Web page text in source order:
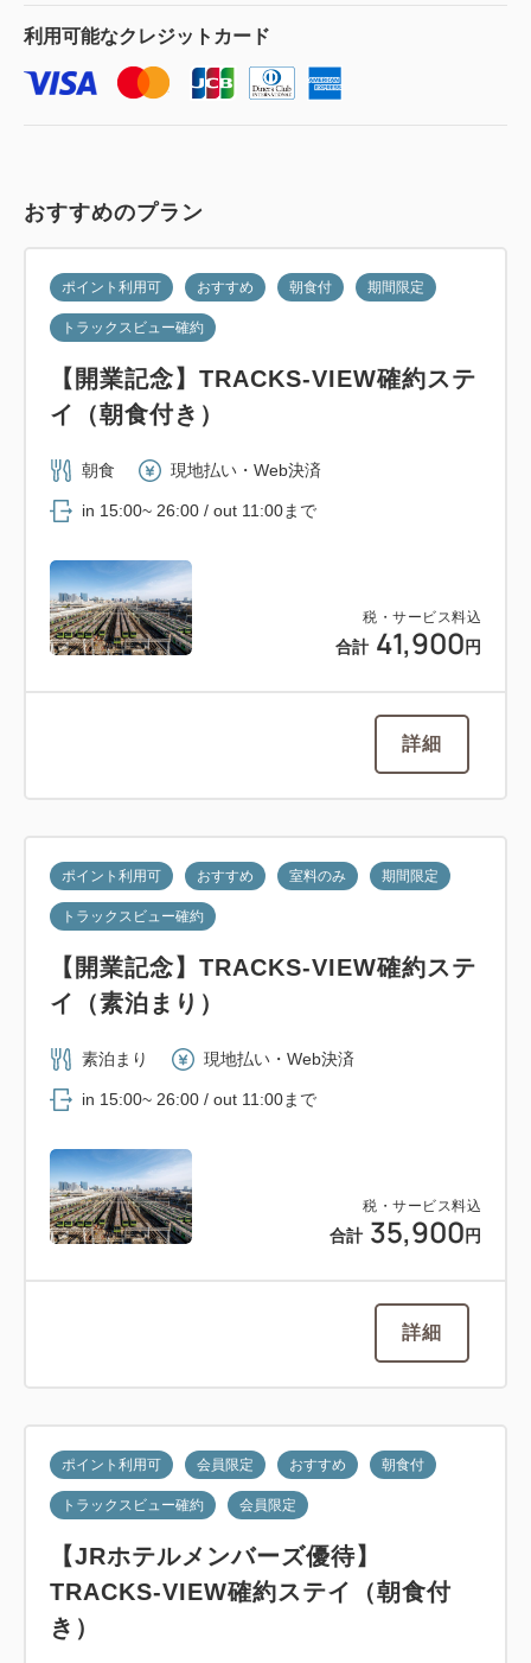
利用可能なクレジットカード
おすすめのプラン
税・サービス料込
合計 41,900 円
ポイント利用可 おすすめ 朝食付 期間限定
トラックスビュー確約
【開業記念】TRACKS-VIEW確約ステ
イ（朝食付き）
朝食 現地払い・Web決済
in 15:00~ 26:00 / out 11:00まで
詳細
税・サービス料込
合計 35,900 円
ポイント利用可 おすすめ 室料のみ 期間限定
トラックスビュー確約
【開業記念】TRACKS-VIEW確約ステ
イ（素泊まり）
素泊まり 現地払い・Web決済
in 15:00~ 26:00 / out 11:00まで
詳細
ポイント利用可 会員限定 おすすめ 朝食付
トラックスビュー確約 会員限定
【JRホテルメンバーズ優待】
TRACKS-VIEW確約ステイ（朝食付
き）